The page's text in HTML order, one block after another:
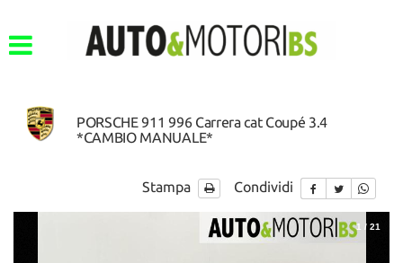
PORSCHE 911 996 Carrera cat Coupé 3.4
*CAMBIO MANUALE*
Stampa Condividi
1 / 21